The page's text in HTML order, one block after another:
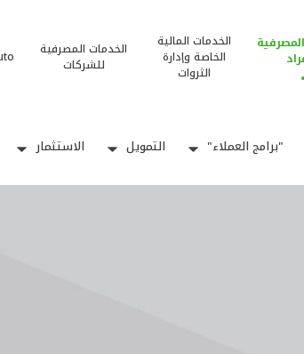
الخدمات المالية
الخاصة وإدارة
الثروات
الخدمات المصرفية
للشركات
"برامج العملاء" التمويل الاستثمار